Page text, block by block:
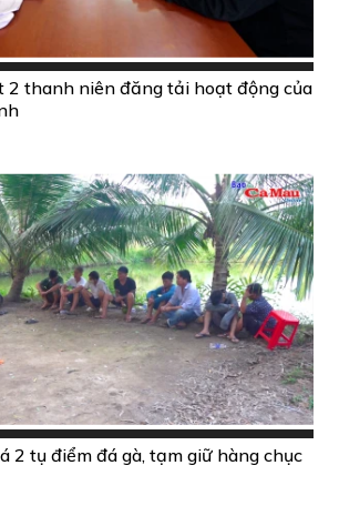
2 thanh niên đăng tải hoạt động của
2 tụ điểm đá gà, tạm giữ hàng chục